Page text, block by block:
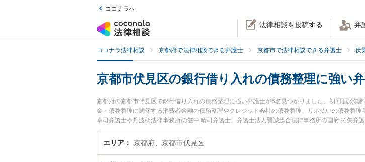
ココナラへ
法律相談を投稿する 弁
ココナラ法律相談 京都府で法律相談できる弁護士 京都市で法律相談できる弁護士 伏
京都市伏見区の銀行借り入れの債務整理に強い
京都府の京都市伏見区で銀行借り入れの債務整理に強い弁護士が6名見つかりました。初回面談
金・債務整理に関係する消費者金融の債務整理やクレジット会社の債務整理、リボ払いの債務整
卓司弁護士や丹波橋法律事務所の笠中 晴司弁護士、弁護士法人賢誠総合法律事務所の国府 拓矢
伏見区で土日や夜間に発生した銀行借り入れの債務整理のトラブルを今すぐに弁護士に相談した
たい』『初回相談無料で銀行借り入れの債務整理を法律相談できる京都市伏見区内の弁護士に相
エリア 京都府、京都市伏見区